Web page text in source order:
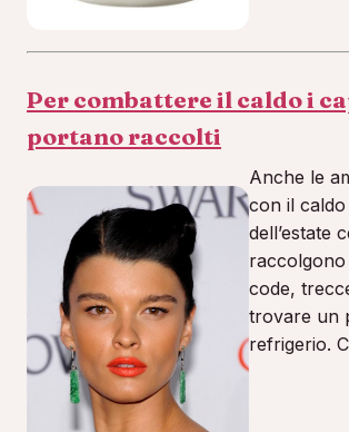
Per combattere il caldo i
portano raccolti
Anche le
con il
dell’estate
code,
trovare un
refrigerio.